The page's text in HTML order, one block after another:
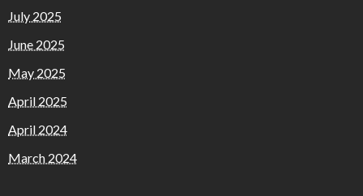
July 2025
June 2025
May 2025
April 2025
April 2024
March 2024